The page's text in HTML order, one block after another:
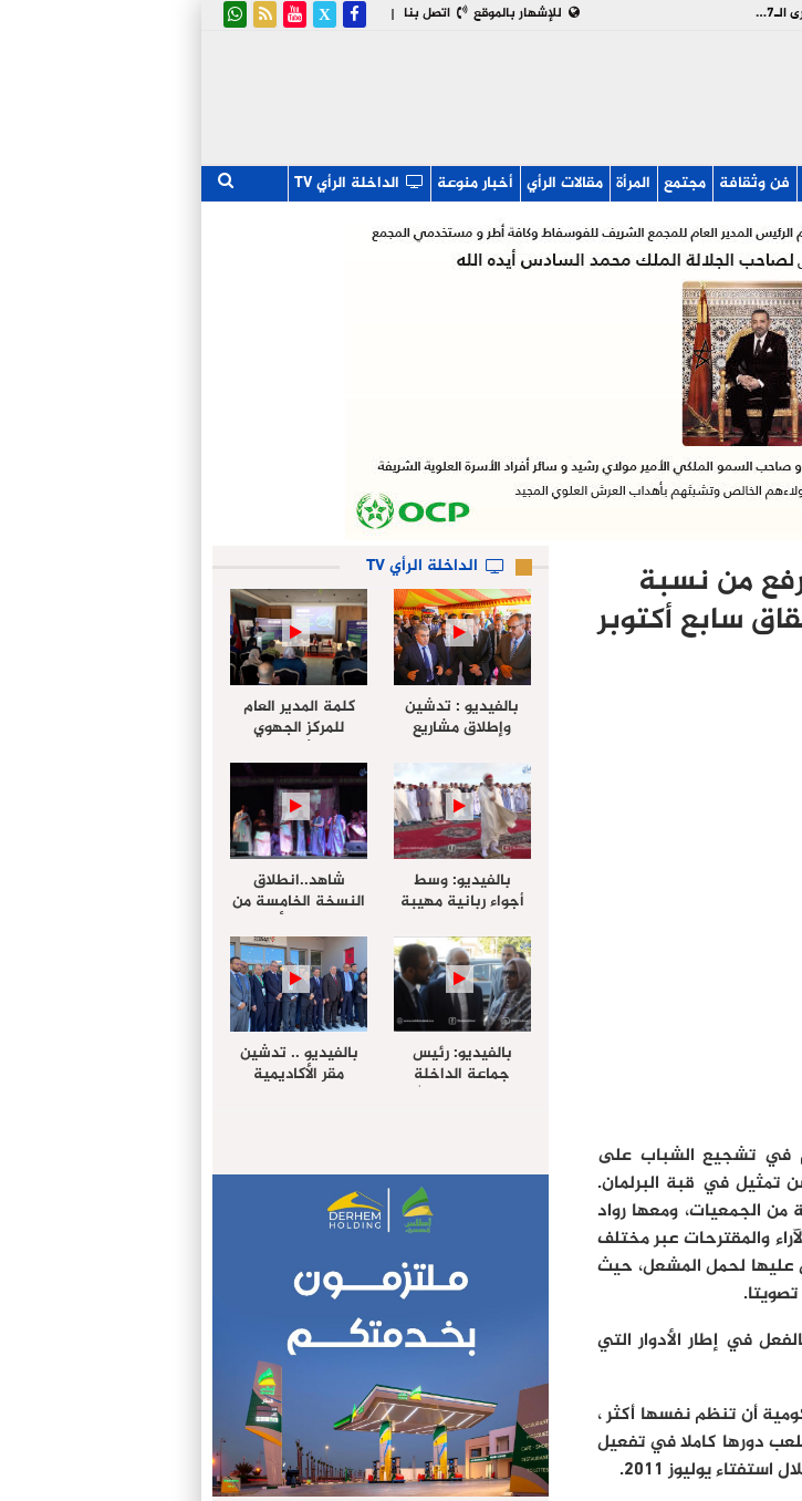
| اتصل بنا للإشهار بالموقع بالفيديو : تدشين وإطلاق مشاريع جديدة بالداخلة تخليداً للذكرى الـ27 لعيد العرش
فن وثقافة مجتمع المرأة مقالات الرأي أخبار منوعة الداخلة الرأي TV
من نسبة
سابع أكتوبر
في تشجيع الشباب على
تمثيل في قبة البرلمان.
الجمعيات، ومعها رواد
والمقترحات عبر مختلف
عليها لحمل المشعل، حيث
في إطار الأدوار التي
أن تنظم نفسها أكثر ،
دورها كاملا في تفعيل
يوليوز 2011.
الداخلة الرأي TV
بالفيديو : تدشين
وإطلاق مشاريع
لعيد العرش
كلمة المدير العام
للمركز الجهوي
للإستثمار خلال
أشغال لإجتماع
التقييمي للجنة
الجهوية الموحد
لإستثمار بجهة
الداخلة…
بالفيديو: وسط
أجواء ربانية مهيبة
علي خليل ” يؤدي
صلاة عيد الفطر مع
جموع المصلين
شاهد..انطلاق
النسخة الخامسة من
مهرجان “الأمداح
النبوية” المنظم من
طرف مجلس جهة
الداخلة وادي الذهب
بالفيديو: رئيس
جماعة الداخلة
الراغب حرمة الله
الامريكية
بالفيديو .. تدشين
مقر الأكاديمية